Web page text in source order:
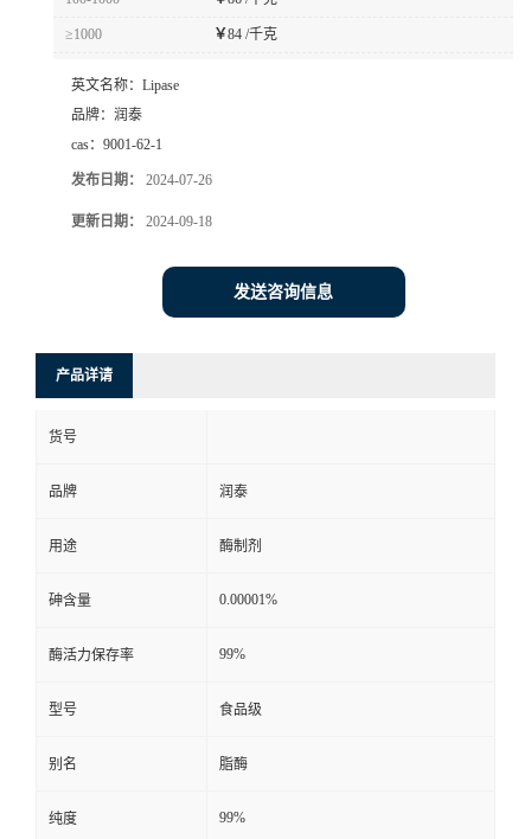
≥1000 ￥84 /千克
英文名称： Lipase
品牌： 润泰
cas： 9001-62-1
发布日期： 2024-07-26
更新日期： 2024-09-18
发送咨询信息
产品详请
货号
品牌 润泰
用途 酶制剂
砷含量 0.00001%
酶活力保存率 99%
型号 食品级
别名 脂酶
纯度 99%